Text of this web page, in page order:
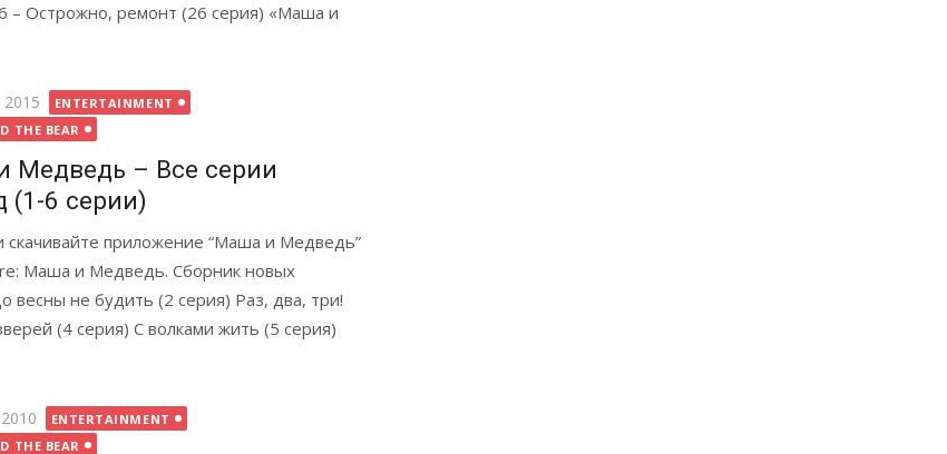
– Острожно, ремонт (26 серия) «Маша и
2015
ENTERTAINMENT
THE BEAR
Медведь – Все серии
(1-6 серии)
скачивайте приложение “Маша и Медведь”
Маша и Медведь. Сборник новых
весны не будить (2 серия) Раз, два, три!
(4 серия) С волками жить (5 серия)
ENTERTAINMENT
THE BEAR